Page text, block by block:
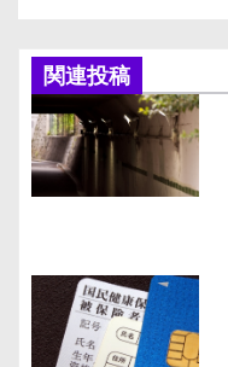
ビ
ゲ
ー
ョ
ン
関連投稿